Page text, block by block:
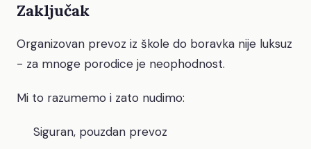
Zaključak
Organizovan prevoz iz škole do boravka nije luksuz
- za mnoge porodice je neophodnost.
Mi to razumemo i zato nudimo:
Siguran, pouzdan prevoz